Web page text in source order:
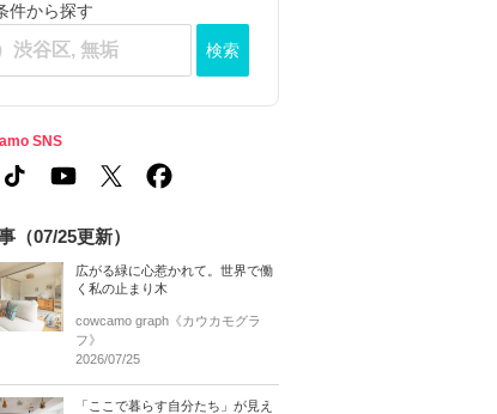
件から探す
検索
SNS
（07/25更新）
広がる緑に心惹かれて。世界で働
く私の止まり木
cowcamo graph《カウカモグラ
フ》
2026/07/25
「ここで暮らす自分たち」が見え